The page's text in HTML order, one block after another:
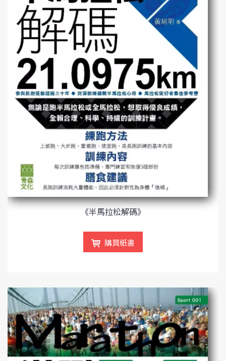
《半馬拉松解碼》
購買紙書